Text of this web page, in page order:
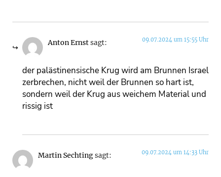
Anton Ernstsagt: 09.07.2024 um 15:55 Uhr
der palästinensische Krug wird am Brunnen Israel
zerbrechen, nicht weil der Brunnen so hart ist,
sondern weil der Krug aus weichem Material und
rissig ist
Martin Sechtingsagt: 09.07.2024 um 14:33 Uhr